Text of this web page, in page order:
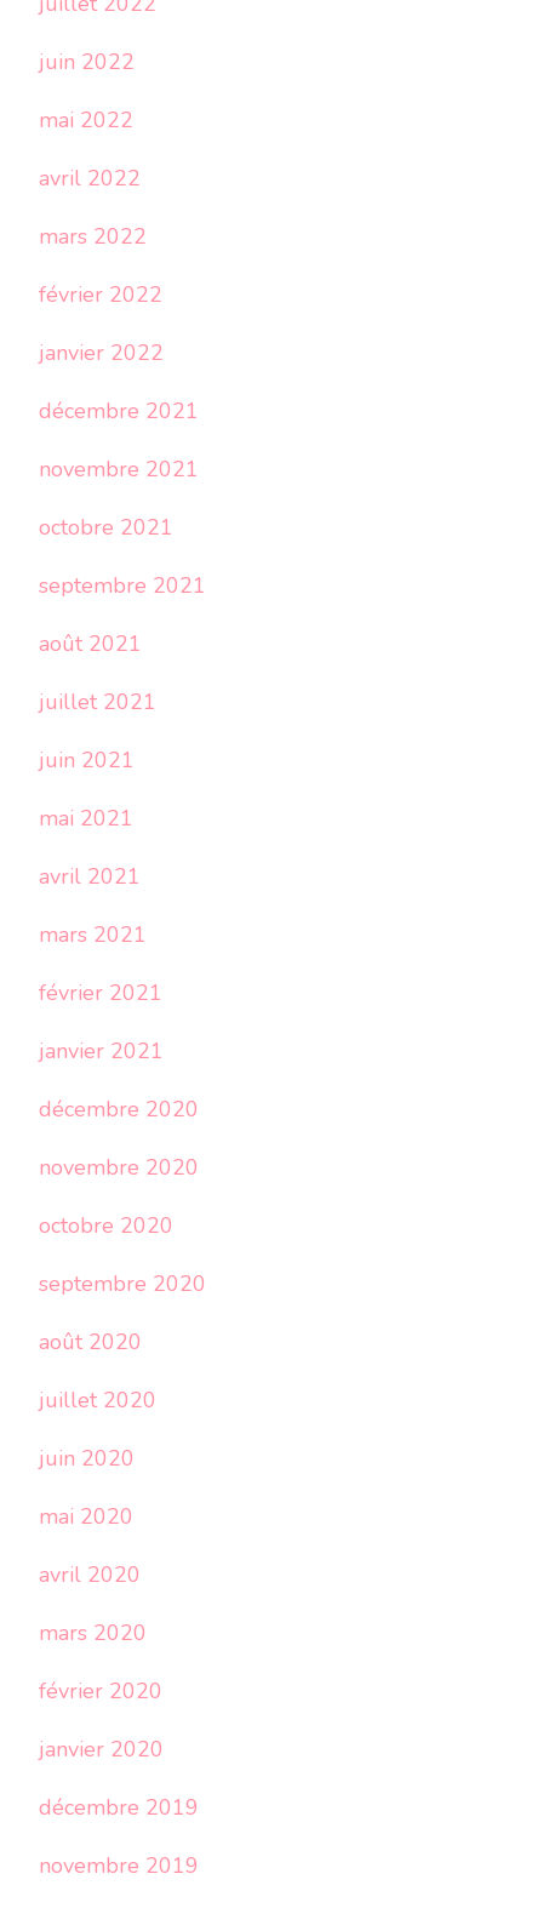
juin 2022
mai 2022
avril 2022
mars 2022
février 2022
janvier 2022
décembre 2021
novembre 2021
octobre 2021
septembre 2021
août 2021
juillet 2021
juin 2021
mai 2021
avril 2021
mars 2021
février 2021
janvier 2021
décembre 2020
novembre 2020
octobre 2020
septembre 2020
août 2020
juillet 2020
juin 2020
mai 2020
avril 2020
mars 2020
février 2020
janvier 2020
décembre 2019
novembre 2019